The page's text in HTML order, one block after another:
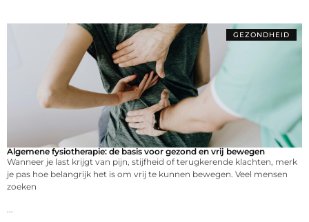
GEZONDHEID
Algemene fysiotherapie: de basis voor gezond en vrij bewegen
Wanneer je last krijgt van pijn, stijfheid of terugkerende klachten, merk
je pas hoe belangrijk het is om vrij te kunnen bewegen. Veel mensen
zoeken